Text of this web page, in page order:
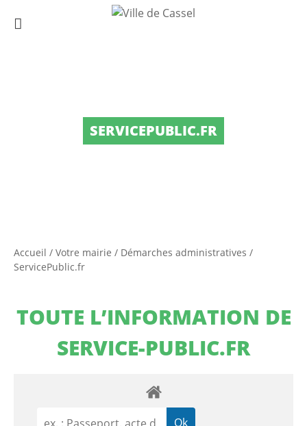
SERVICEPUBLIC.FR
Accueil / Votre mairie / Démarches administratives /
ServicePublic.fr
TOUTE L’INFORMATION DE
SERVICE-PUBLIC.FR